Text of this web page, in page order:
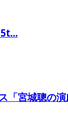
「宮城聰の演